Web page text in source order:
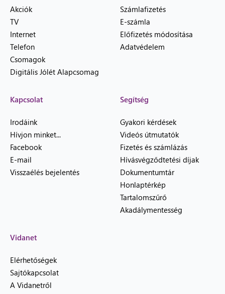
Akciók
TV
Internet
Telefon
Csomagok
Digitális Jólét Alapcsomag
Számlafizetés
E-számla
Előfizetés módosítása
Adatvédelem
Kapcsolat
Irodáink
Hívjon minket...
Facebook
E-mail
Visszaélés bejelentés
Segítség
Gyakori kérdések
Videós útmutatók
Fizetés és számlázás
Hívásvégződtetési díjak
Dokumentumtár
Honlaptérkép
Tartalomszűrő
Akadálymentesség
Vidanet
Elérhetőségek
Sajtókapcsolat
A Vidanetről